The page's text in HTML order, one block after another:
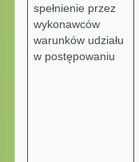
spełnienie przez
wykonawców
warunków udziału
w postępowaniu